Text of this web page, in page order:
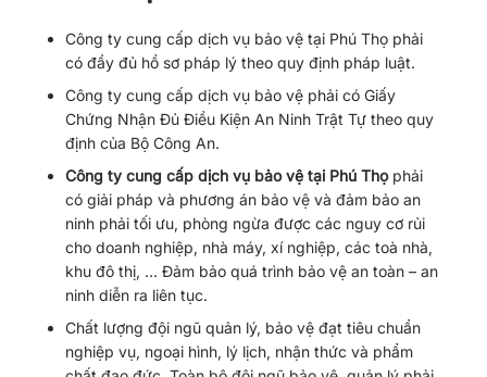
Công ty cung cấp dịch vụ bảo vệ tại Phú Thọ phải
có đầy đủ hồ sơ pháp lý theo quy định pháp luật.
Công ty cung cấp dịch vụ bảo vệ phải có Giấy
Chứng Nhận Đủ Điều Kiện An Ninh Trật Tự theo quy
định của Bộ Công An.
Công ty cung cấp dịch vụ bảo vệ tại Phú Thọphải
có giải pháp và phương án bảo vệ và đảm bảo an
ninh phải tối ưu, phòng ngừa được các nguy cơ rủi
cho doanh nghiệp, nhà máy, xí nghiệp, các toà nhà,
khu đô thị, … Đảm bảo quá trình bảo vệ an toàn – an
ninh diễn ra liên tục.
Chất lượng đội ngũ quản lý, bảo vệ đạt tiêu chuẩn
nghiệp vụ, ngoại hình, lý lịch, nhận thức và phẩm